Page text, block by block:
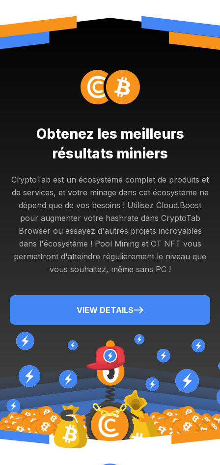
Obtenez les meilleurs
résultats miniers
CryptoTab est un écosystème complet de produits et
de services, et votre minage dans cet écosystème ne
dépend que de vos besoins ! Utilisez Cloud.Boost
pour augmenter votre hashrate dans CryptoTab
Browser ou essayez d'autres projets incroyables
dans l'écosystème ! Pool Mining et CT NFT vous
permettront d'atteindre régulièrement le niveau que
vous souhaitez, même sans PC !
VIEW DETAILS